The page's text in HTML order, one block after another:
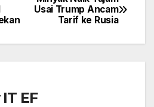
Usai Trump Ancam
Tarif ke Rusia
IT EF